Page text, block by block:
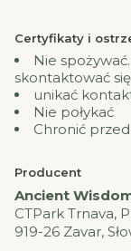
Certyfikaty i
Nie
skontaktować
unikać
Nie połykać
Chronić
Producent
Ancient
CTPark Trnava,
919-26 Zavar,